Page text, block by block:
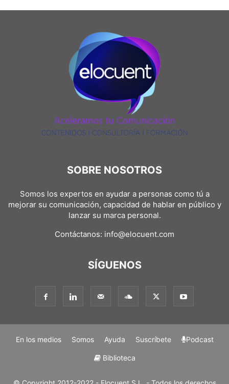
SOBRE NOSOTROS
Somos los expertos en ayudar a personas como tú a
mejorar su comunicación, capacidad de hablar en público y
lanzar su marca personal.
Contáctanos: info@elocuent.com
SÍGUENOS
En los medios Somos Ayuda Suscríbete Podcast
Biblioteca